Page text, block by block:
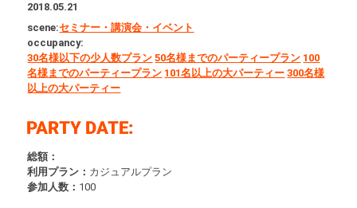
2018.05.21
scene:セミナー・講演会・イベント
occupancy:
30名様以下の少人数プラン 50名様までのパーティープラン 100
名様までのパーティープラン 101名以上の大パーティー 300名様
以上の大パーティー
総額：
利用プラン： カジュアルプラン
参加人数： 100